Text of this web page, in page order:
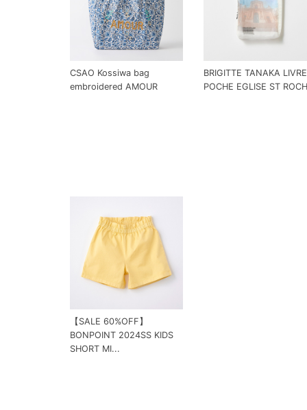
CSAO Kossiwa bag
embroidered AMOUR
BRIGITTE TANAKA LIVRE
POCHE EGLISE ST ROCH
【SALE 60%OFF】
BONPOINT 2024SS KIDS
SHORT MI...